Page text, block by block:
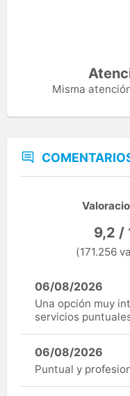
Misma
9,2 /
(171.256
06/08/2026
Una opción muy
servicios
06/08/2026
Puntual y